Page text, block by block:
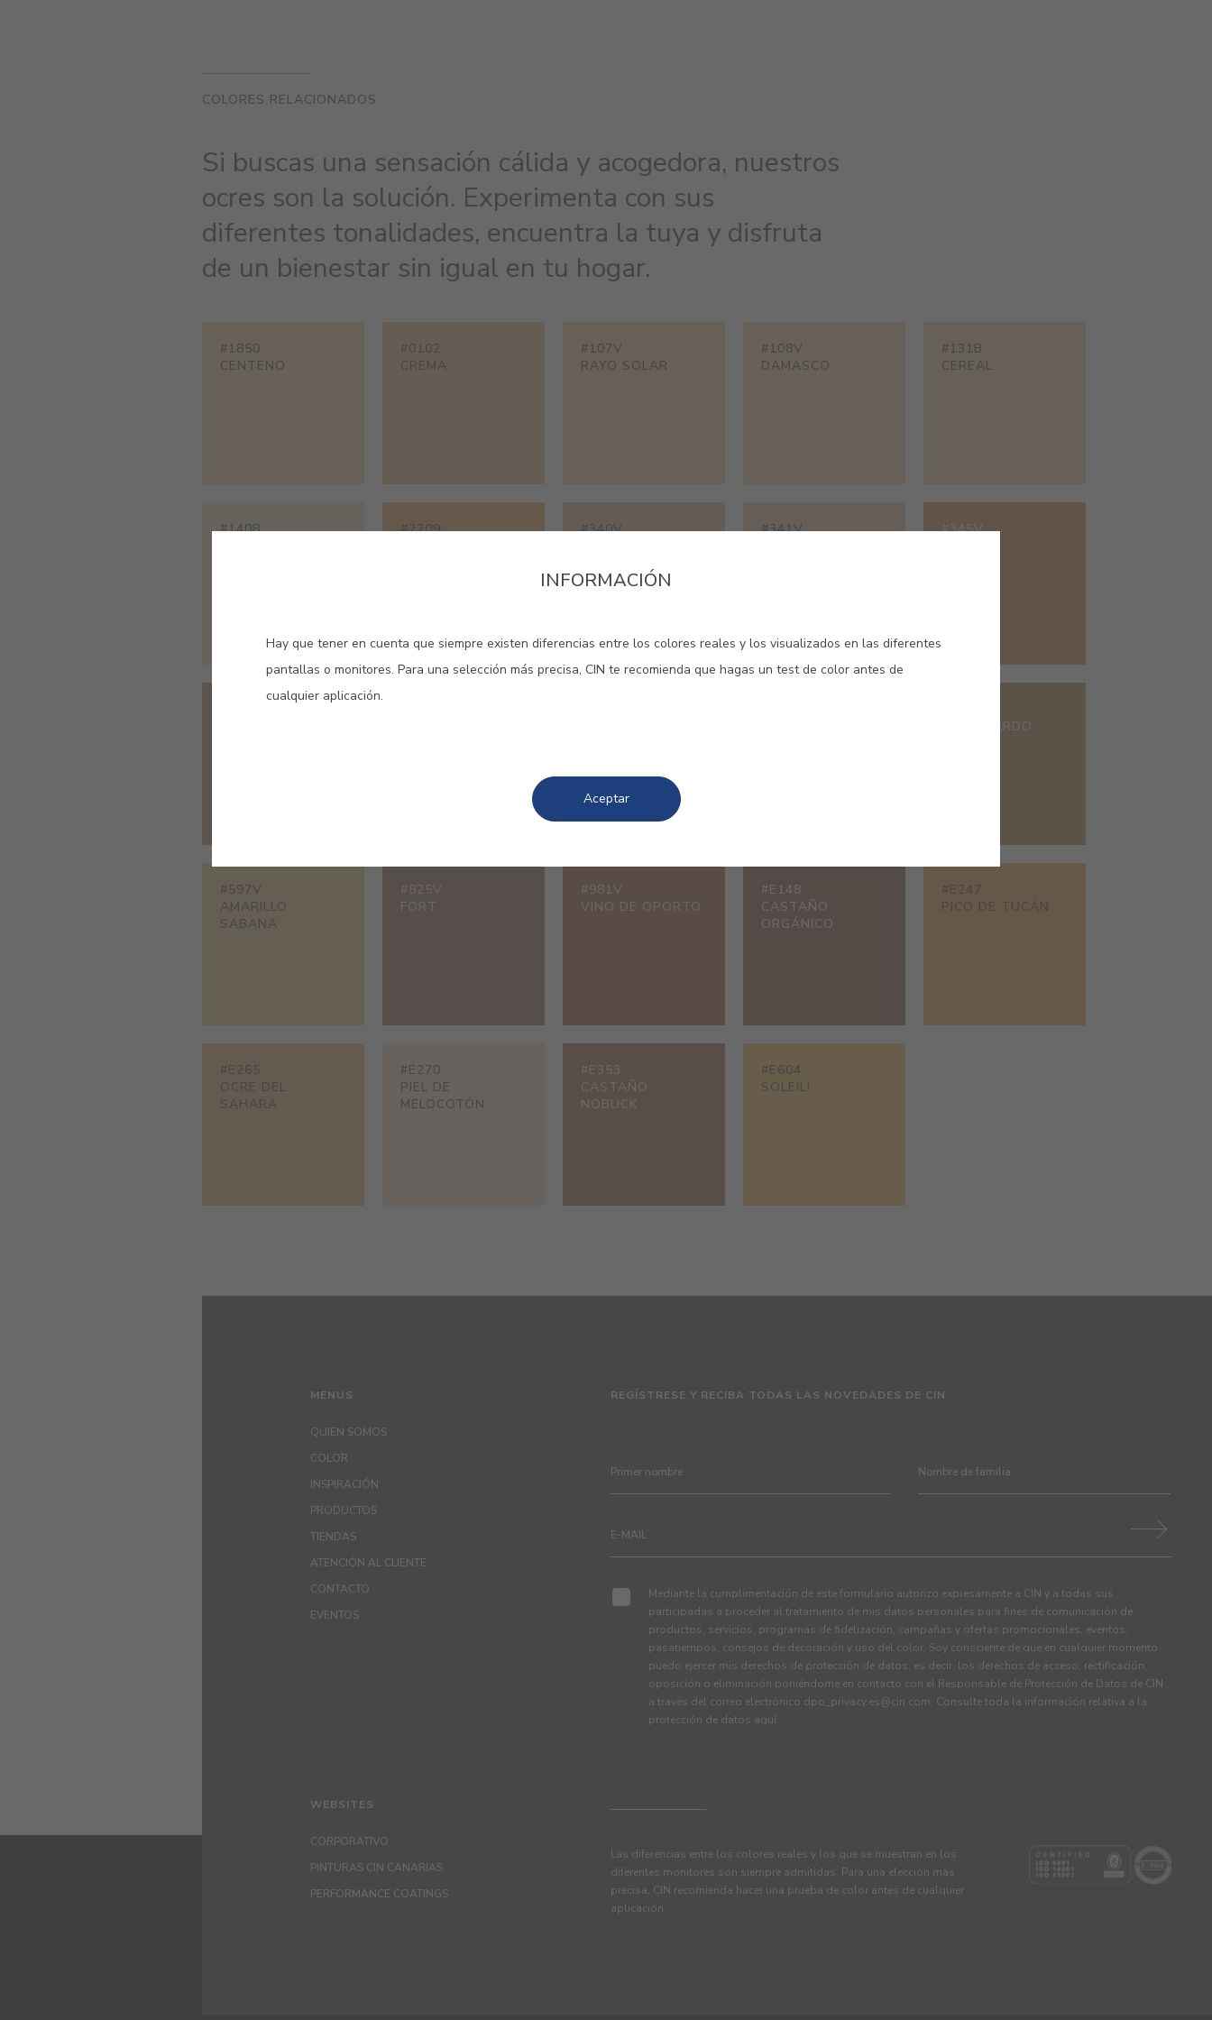
COLORES RELACIONADOS
Si buscas una sensación cálida y acogedora, nuestros
ocres son la solución. Experimenta con sus
diferentes tonalidades, encuentra la tuya y disfruta
de un bienestar sin igual en tu hogar.
#1850
CENTENO
#0102
CREMA
#107V
RAYO SOLAR
#108V
DAMASCO
#131B
CEREAL
#140B
#2209
#340V
#341V
#345V
GATO PARDO
#597V
AMARILLO
SABANA
#825V
FORT
#981V
VINO DE OPORTO
#E148
CASTAÑO
ORGÁNICO
#E247
PICO DE TUCÁN
#E265
OCRE DEL
SAHARA
#E270
PIEL DE
MELOCOTÓN
#E353
CASTAÑO
NOBUCK
#E604
SOLEIL!
MENUS
QUIEN SOMOS
COLOR
INSPIRACIÓN
PRODUCTOS
TIENDAS
ATENCIÓN AL CLIENTE
CONTACTO
EVENTOS
REGÍSTRESE Y RECIBA TODAS LAS NOVEDADES DE CIN
Mediante la cumplimentación de este formulario autorizo expresamente a CIN y a todas sus
participadas a proceder al tratamiento de mis datos personales para fines de comunicación de
productos, servicios, programas de fidelización, campañas y ofertas promocionales, eventos,
pasatiempos, consejos de decoración y uso del color. Soy consciente de que en cualquier momento
puedo ejercer mis derechos de protección de datos, es decir, los derechos de acceso, rectificación,
oposición o eliminación poniéndome en contacto con el Responsable de Protección de Datos de CIN
a través del correo electrónico dpo_privacy.es@cin.com. Consulte toda la información relativa a la
protección de datos aquí.
WEBSITES
CORPORATIVO
PINTURAS CIN CANARIAS
PERFORMANCE COATINGS
Las diferencias entre los colores reales y los que se muestran en los
diferentes monitores son siempre admitidas. Para una elección más
precisa, CIN recomienda hacer una prueba de color antes de cualquier
aplicación.
INFORMACIÓN
Hay que tener en cuenta que siempre existen diferencias entre los colores reales y los visualizados en las diferentes
pantallas o monitores. Para una selección más precisa, CIN te recomienda que hagas un test de color antes de
cualquier aplicación.
Aceptar